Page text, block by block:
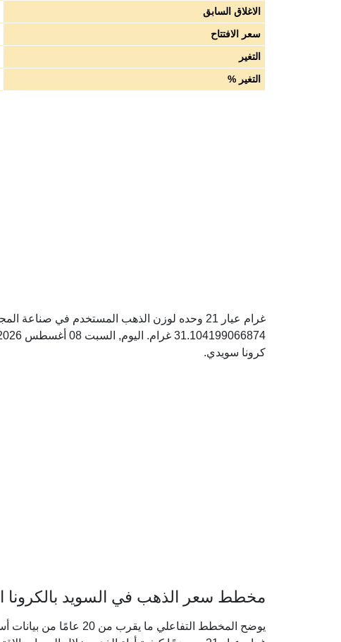
الاغلاق السابق
سعر الافتتاح
التغير
التغير %
كرونا سويدي.
مخطط سعر الذهب في السويد بالكرونا
يوضح المخطط التفاعلي ما